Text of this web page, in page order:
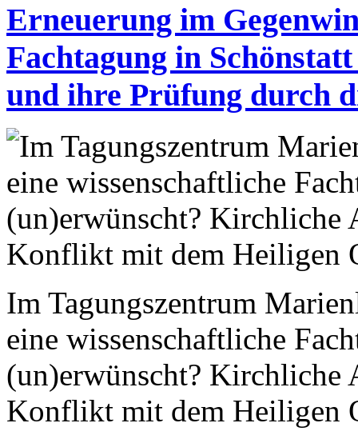
Erneuerung im
Fachtagung in
und ihre Prüfung durch
Im Tagungszentrum
eine wissenschaftliche
(un)erwünscht? Kirchliche
Konflikt mit dem Heiligen